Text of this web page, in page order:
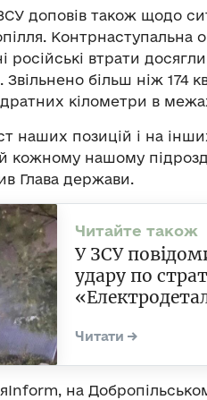
доповів також щодо
Контрнаступальна
російські втрати
Звільнено більш ніж 174
кілометри в
наших позицій і на
кожному нашому
Глава держави.
У ЗСУ
удару по
на